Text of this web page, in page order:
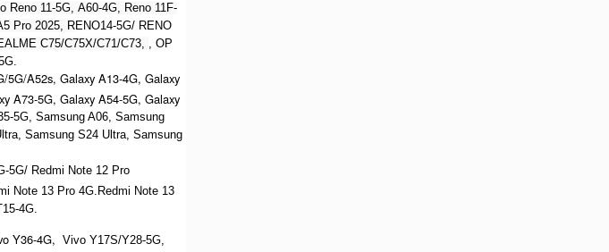
Reno 11-5G, A60-4G, Reno 11F-
Pro 2025, RENO14-5G/ RENO
C75/C75X/C71/C73, , OP
A52s, Galaxy A13-4G, Galaxy
A73-5G, Galaxy A54-5G, Galaxy
5G, Samsung A06, Samsung
Samsung S24 Ultra, Samsung
5G/ Redmi Note 12 Pro
Note 13 Pro 4G.Redmi Note 13
4G.
Y36-4G, Vivo Y17S/Y28-5G,